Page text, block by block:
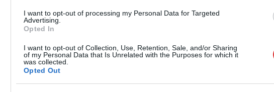
I want to opt-out of processing my Personal Data for Targeted
Advertising.
Opted In
I want to opt-out of Collection, Use, Retention, Sale, and/or Sharing
of my Personal Data that Is Unrelated with the Purposes for which it
was collected.
Opted Out